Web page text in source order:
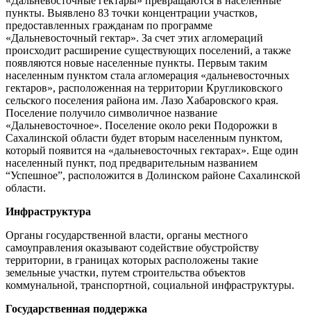
пункты. Выявлено 83 точки концентрации участков,
предоставленных гражданам по программе
«Дальневосточный гектар». За счет этих агломераций
происходит расширение существующих поселений, а также
появляются новые населенные пункты. Первым таким
населенным пунктом стала агломерация «дальневосточных
гектаров», расположенная на территории Кругликовского
сельского поселения района им. Лазо Хабаровского края.
Поселение получило символичное название
«Дальневосточное». Поселение около реки Подорожки в
Сахалинской области будет вторым населенным пунктом,
который появится на «дальневосточных гектарах». Еще один
населенный пункт, под предварительным названием
“Успешное”, расположится в Долинском районе Сахалинской
области.
Инфраструктура
Органы государственной власти, органы местного
самоуправления оказывают содействие обустройству
территории, в границах которых расположены такие
земельные участки, путем строительства объектов
коммунальной, транспортной, социальной инфраструктуры.
Государственная поддержка